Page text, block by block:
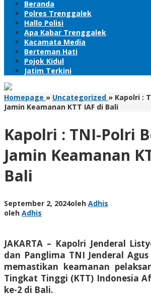
Beranda
Polres Trenggalek
Hallo Polisi
Apa Kabar Trenggalek
Kacamata Media
Berteman Hati
Pojok Kidul
Jatim Terkini
Homepage » Uncategorized » Kapolri :
Jamin Keamanan KTT IAF di Bali
Kapolri : TNI-Polri
Jamin Keamanan
Bali
September 2, 2024oleh Adhis
oleh Adhis
JAKARTA – Kapolri Jenderal
dan Panglima TNI Jenderal
memastikan keamanan
Tingkat Tinggi (KTT) Indonesia
ke-2 di Bali.